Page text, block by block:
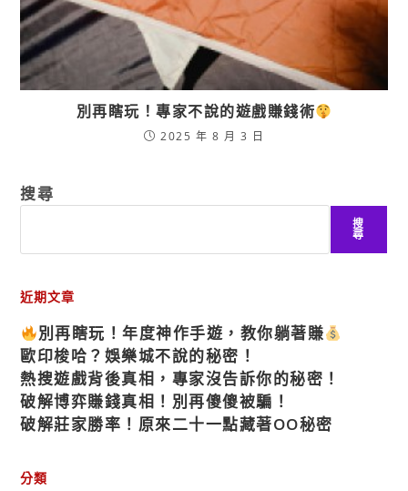
別再瞎玩！專家不說的遊戲賺錢術
2025 年 8 月 3 日
搜尋
搜
尋
近期文章
別再瞎玩！年度神作手遊，教你躺著賺
歐印梭哈？娛樂城不說的秘密！
熱搜遊戲背後真相，專家沒告訴你的秘密！
破解博弈賺錢真相！別再傻傻被騙！
破解莊家勝率！原來二十一點藏著OO秘密
分類